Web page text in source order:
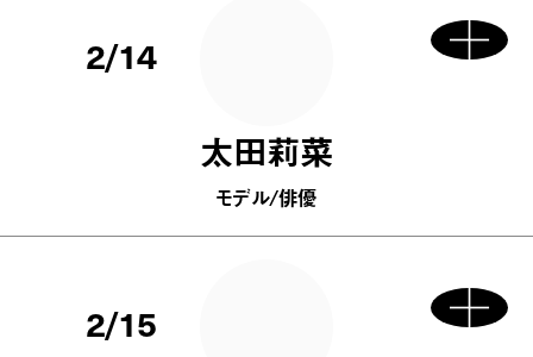
2/14
太田莉菜
モデル/俳優
2/15